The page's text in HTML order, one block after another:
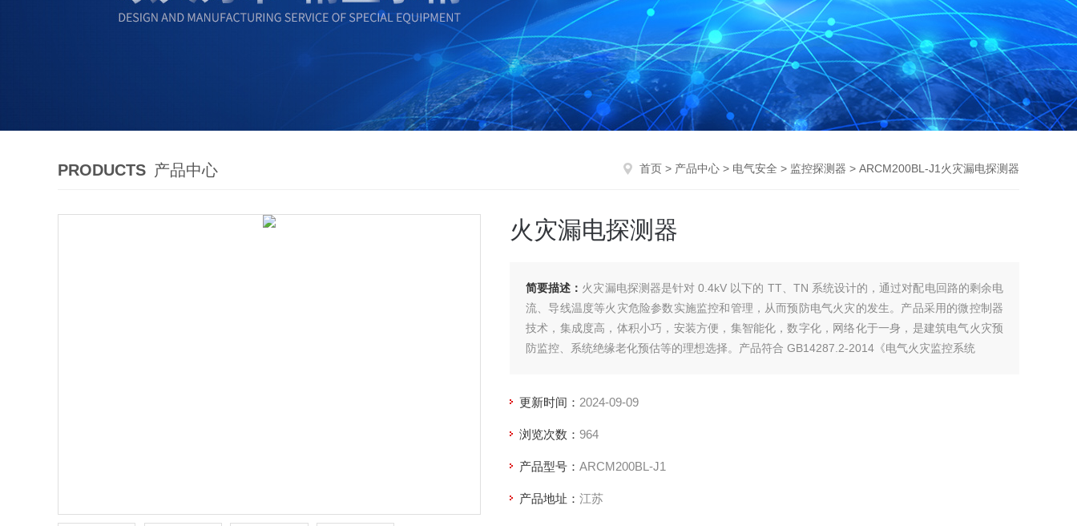
PRODUCTS 产品中心 首页 > 产品中心 > 电气安全 > 监控探测器 > ARCM200BL-J1火灾漏电探测器
火灾漏电探测器
简要描述： 火灾漏电探测器是针对 0.4kV 以下的 TT、TN 系统设计的，通过对配电回路的剩余电
流、导线温度等火灾危险参数实施监控和管理，从而预防电气火灾的发生。产品采用的微控制器
技术，集成度高，体积小巧，安装方便，集智能化，数字化，网络化于一身，是建筑电气火灾预
防监控、系统绝缘老化预估等的理想选择。产品符合 GB14287.2-2014《电气火灾监控系统
更新时间： 2024-09-09
浏览次数： 964
产品型号： ARCM200BL-J1
产品地址： 江苏